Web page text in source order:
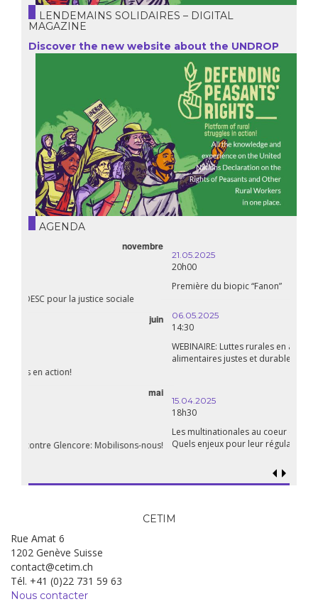
LENDEMAINS SOLIDAIRES – DIGITAL
MAGAZINE
Discover the new website about the UNDROP
AGENDA
WEBINAIRE: Luttes rurales en action. Pour des systèmes
Les multinationales au coeur d’un nouvel âge de l’impérialisme.
Quels enjeux pour leur régulation ?
CETIM
Rue Amat 6
1202 Genève Suisse
contact@cetim.ch
Tél. +41 (0)22 731 59 63
Nous contacter